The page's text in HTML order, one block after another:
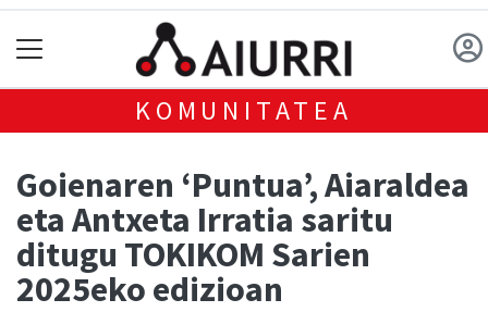
KOMUNITATEA
Goienaren ‘Puntua’, Aiaraldea
eta Antxeta Irratia saritu
ditugu TOKIKOM Sarien
2025eko edizioan